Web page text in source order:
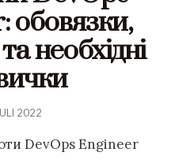
обовязки,
необхідні
2022